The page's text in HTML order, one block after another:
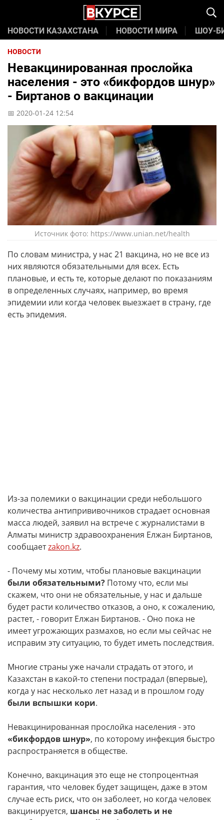
НОВОСТИ КАЗАХСТАНА НОВОСТИ МИРА ШОУ-
НОВОСТИ
Невакцинированная прослойка
населения - это «бикфордов шнур»
- Биртанов о вакцинации
📅 2020-01-24 12:54
Источник фото: https://www.unian.net/health
По словам министра, у нас 21 вакцина, но не все из
них являются обязательными для всех. Есть
плановые, и есть те, которые делают по показаниям
в определенных случаях, например, во время
эпидемии или когда человек выезжает в страну, где
есть эпидемия.
Из-за полемики о вакцинации среди небольшого
количества антипрививочников страдает основная
масса людей, заявил на встрече с журналистами в
Алматы министр здравоохранения Елжан Биртанов,
сообщаетzakon.kz.
- Почему мы хотим, чтобы плановые вакцинации
были обязательными? Потому что, если мы
скажем, что они не обязательные, у нас и дальше
будет расти количество отказов, а оно, к сожалению,
растет, - говорит Елжан Биртанов. - Оно пока не
имеет угрожающих размахов, но если мы сейчас не
исправим эту ситуацию, то будет иметь последствия.
Многие страны уже начали страдать от этого, и
Казахстан в какой-то степени пострадал (впервые),
когда у нас несколько лет назад и в прошлом году
были вспышки кори.
Невакцинированная прослойка населения - это
«бикфордов шнур», по которому инфекция быстро
распространяется в обществе.
Конечно, вакцинация это еще не стопроцентная
гарантия, что человек будет защищен, даже в этом
случае есть риск, что он заболеет, но когда человек
вакцинируется, шансы не заболеть и не